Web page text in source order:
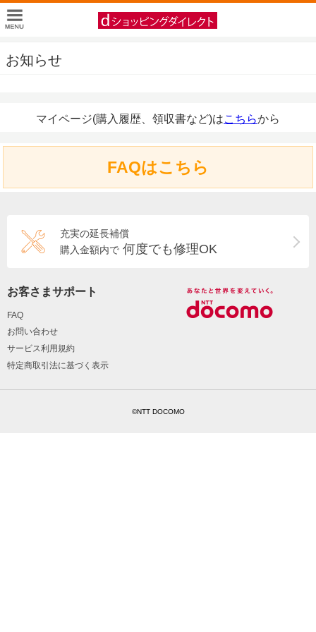
お知らせ
マイページ(購入履歴、領収書など)はこちらから
FAQはこちら
充実の延長補償
購入金額内で 何度でも修理OK
お客さまサポート
FAQ
お問い合わせ
サービス利用規約
特定商取引法に基づく表示
©NTT DOCOMO